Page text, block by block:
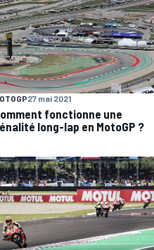
27 mai 2021
fonctionne une
long-lap en MotoGP ?